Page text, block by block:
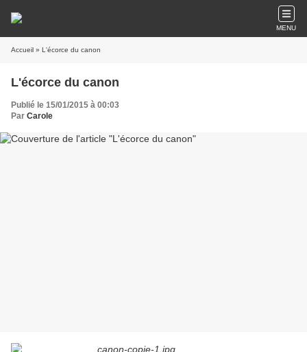
MENU
Accueil » L'écorce du canon
L'écorce du canon
Publié le 15/01/2015 à 00:03
Par Carole